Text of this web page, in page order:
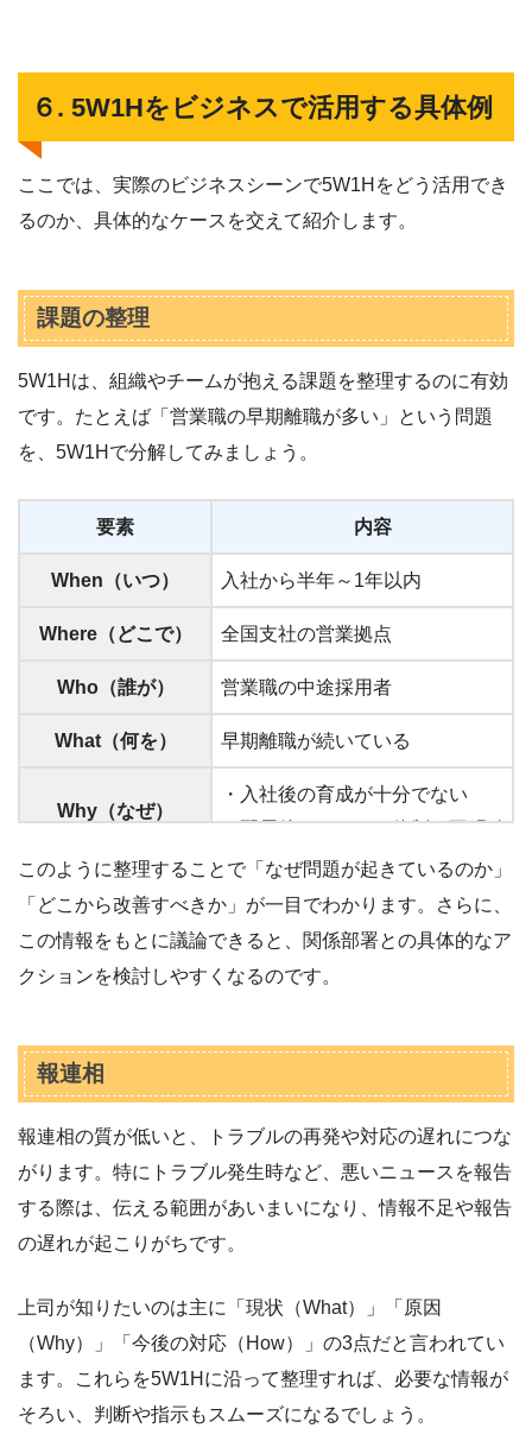
６. 5W1Hをビジネスで活用する具体例
ここでは、実際のビジネスシーンで5W1Hをどう活用でき
るのか、具体的なケースを交えて紹介します。
課題の整理
5W1Hは、組織やチームが抱える課題を整理するのに有効
です。たとえば「営業職の早期離職が多い」という問題
を、5W1Hで分解してみましょう。
要素 内容
When（いつ） 入社から半年～1年以内
Where（どこで） 全国支社の営業拠点
Who（誰が） 営業職の中途採用者
What（何を） 早期離職が続いている
Why（なぜ）
・入社後の育成が十分でない
・配属後のフォロー体制が不明確
How（どのように）
・入社時研修の日程や内容を見直す
・配属前の人材適性を確認する
・メンター制度を導入する
このように整理することで「なぜ問題が起きているのか」
「どこから改善すべきか」が一目でわかります。さらに、
この情報をもとに議論できると、関係部署との具体的なア
クションを検討しやすくなるのです。
報連相
報連相の質が低いと、トラブルの再発や対応の遅れにつな
がります。特にトラブル発生時など、悪いニュースを報告
する際は、伝える範囲があいまいになり、情報不足や報告
の遅れが起こりがちです。
上司が知りたいのは主に「現状（What）」「原因
（Why）」「今後の対応（How）」の3点だと言われてい
ます。これらを5W1Hに沿って整理すれば、必要な情報が
そろい、判断や指示もスムーズになるでしょう。